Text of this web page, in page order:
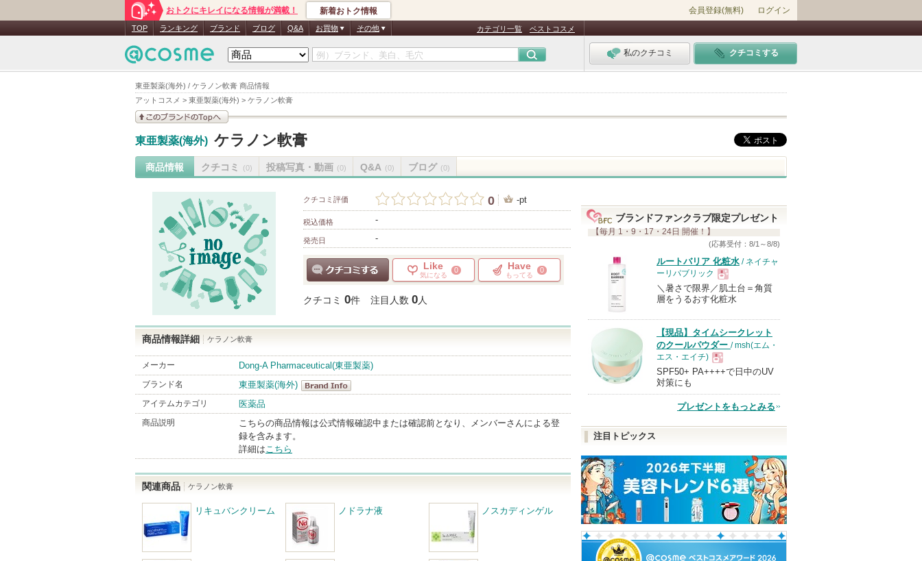
東亜製薬(海外) / ケラノン軟膏 商品情報
アットコスメ > 東亜製薬(海外) > ケラノン軟膏
おトクにキレイになる情報が満載！ 新着おトク情報 会員登録(無料) ログイン
TOP ランキング ブランド ブログ Q&A お買物 その他 カテゴリ一覧 ベストコスメ
私のクチコミ クチコミする
このブランドの情報を
東亜製薬(海外) ケラノン軟膏
商品情報 クチコミ (0) 投稿写真・動画 (0) Q&A (0) ブログ (0)
クチコミ評価 0 -pt
税込価格 -
発売日 -
Like
気になる
0 Have
もってる
0
クチコミ 0件 注目人数 0人
商品情報詳細 ケラノン軟膏
メーカー Dong-A Pharmaceutical(東亜製薬)
ブランド名
東亜製薬(海外)
外) BrandInfo
アイテムカテゴリ 医薬品
商品説明
こちらの商品情報は公式情報確認中または確認前となり、メンバーさんによる登
録を含みます。
詳細はこちら
関連商品 ケラノン軟膏
リキュバンクリーム ノドラナ液 ノスカディンゲル
ブランドファンクラブ限定プレゼント
【毎月 1・9・17・24日 開催！】
(応募受付：8/1～8/8)
ルートバリア 化粧水 / ネイチャ
ーリパブリック
現
品
＼暑さで限界／肌土台＝角質
層をうるおす化粧水
【現品】タイムシークレット
のクールパウダー / msh(エム・
エス・エイチ)
現
品
SPF50+ PA++++で日中のUV
対策にも
プレゼントをもっとみる
注目トピックス